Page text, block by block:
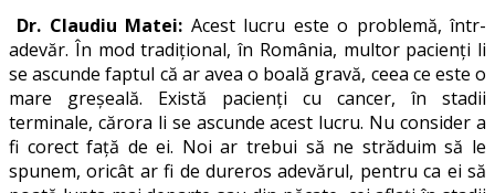
Dr. Claudiu Matei: Acest lucru este o problemă, într-
adevăr. În mod tradițional, în România, multor pacienți li
se ascunde faptul că ar avea o boală gravă, ceea ce este o
mare greșeală. Există pacienți cu cancer, în stadii
terminale, cărora li se ascunde acest lucru. Nu consider a
fi corect față de ei. Noi ar trebui să ne străduim să le
spunem, oricât ar fi de dureros adevărul, pentru ca ei să